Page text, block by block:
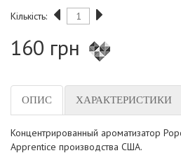
Кількість:
160 грн
ОПИС ХАРАКТЕРИСТИКИ
Концентрированный ароматизатор
Apprentice производства США.